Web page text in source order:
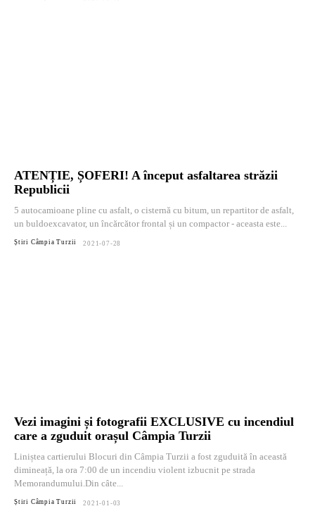
ATENȚIE, ȘOFERI! A început asfaltarea străzii
Republicii
5 autocamioane pline cu asfalt, o cisternă cu bitum, un repartitor de asfalt,
un buldoexcavator, un încărcător frontal și un compactor - aceasta este...
Știri Câmpia Turzii 2021-07-28
Vezi imagini și fotografii EXCLUSIVE cu incendiul
care a zguduit orașul Câmpia Turzii
Liniștea cartierului Blocuri din Câmpia Turzii a fost zguduită în această
dimineață, la ora 7:00 de un incendiu violent izbucnit pe strada
Memorandumului.Din câte...
Știri Câmpia Turzii 2021-01-03